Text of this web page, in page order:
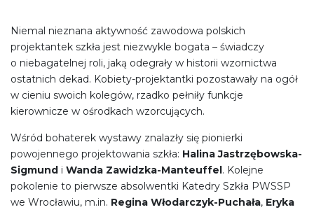
Niemal nieznana aktywność zawodowa polskich
projektantek szkła jest niezwykle bogata – świadczy
o niebagatelnej roli, jaką odegrały w historii wzornictwa
ostatnich dekad. Kobiety-projektantki pozostawały na ogół
w cieniu swoich kolegów, rzadko pełniły funkcje
kierownicze w ośrodkach wzorcujących.
Wśród bohaterek wystawy znalazły się pionierki
powojennego projektowania szkła: Halina Jastrzębowska-
Sigmund i Wanda Zawidzka-Manteuffel. Kolejne
pokolenie to pierwsze absolwentki Katedry Szkła PWSSP
we Wrocławiu, m.in. Regina Włodarczyk-Puchała, Eryka